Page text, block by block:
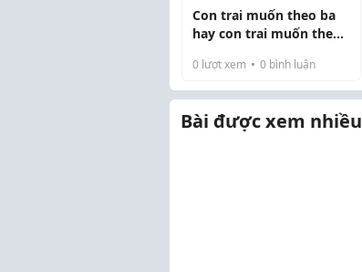
Con trai muốn theo ba
hay con trai muốn theo
0 lượt xem 0 bình luận
Bài được xem nhiều